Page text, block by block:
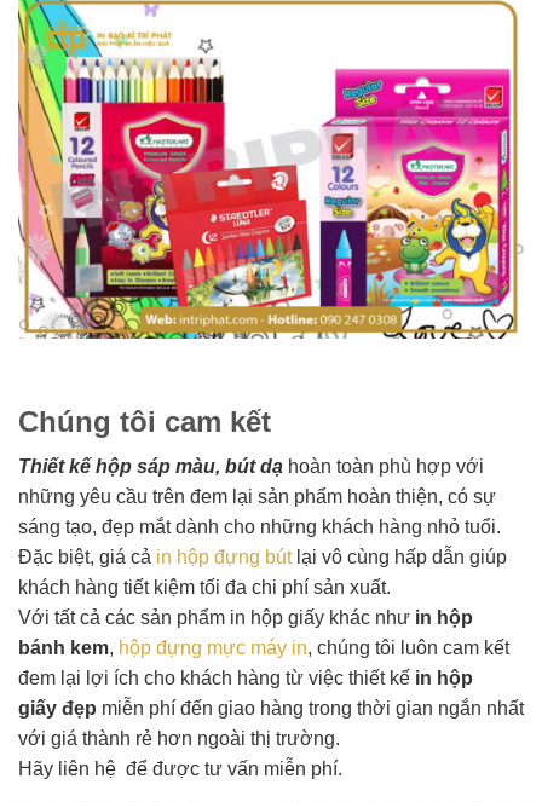
Chúng tôi cam kết
Thiết kế hộp sáp màu, bút dạ hoàn toàn phù hợp với
những yêu cầu trên đem lại sản phẩm hoàn thiện, có sự
sáng tạo, đẹp mắt dành cho những khách hàng nhỏ tuổi.
Đặc biệt, giá cả in hộp đựng bútlại vô cùng hấp dẫn giúp
khách hàng tiết kiệm tối đa chi phí sản xuất.
Với tất cả các sản phẩm in hộp giấy khác như in hộp
bánh kem, hộp đựng mực máy in, chúng tôi luôn cam kết
đem lại lợi ích cho khách hàng từ việc thiết kế in hộp
giấy đẹp miễn phí đến giao hàng trong thời gian ngắn nhất
với giá thành rẻ hơn ngoài thị trường.
Hãy liên hệ để được tư vấn miễn phí.